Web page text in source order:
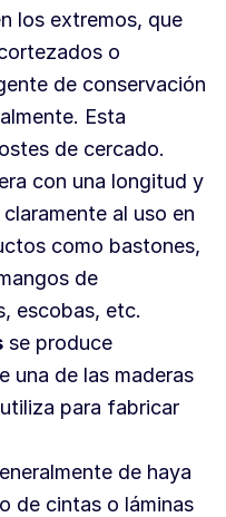
los extremos, que
o
de conservación
Esta
de cercado.
con una longitud y
al uso en
como bastones,
de
escobas, etc.
se produce
una de las maderas
para fabricar
de haya
de cintas o láminas